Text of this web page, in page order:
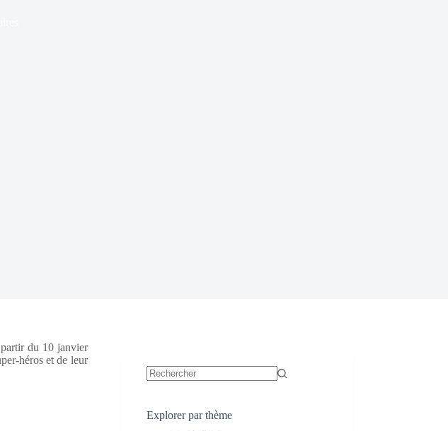
du 10 janvier
héros et de leur
Explorer par thème